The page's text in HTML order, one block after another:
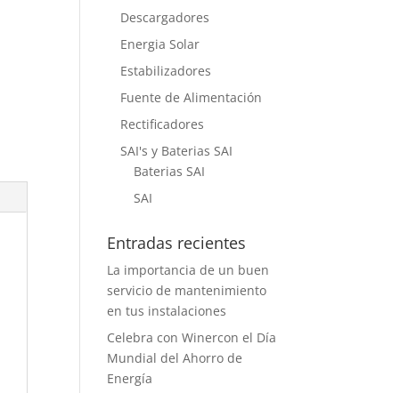
Descargadores
Energia Solar
Estabilizadores
Fuente de Alimentación
Rectificadores
SAI's y Baterias SAI
Baterias SAI
SAI
Entradas recientes
La importancia de un buen
servicio de mantenimiento
en tus instalaciones
Celebra con Winercon el Día
Mundial del Ahorro de
Energía